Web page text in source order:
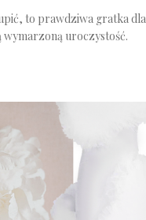
to prawdziwa gratka
wymarzoną uroczystość.